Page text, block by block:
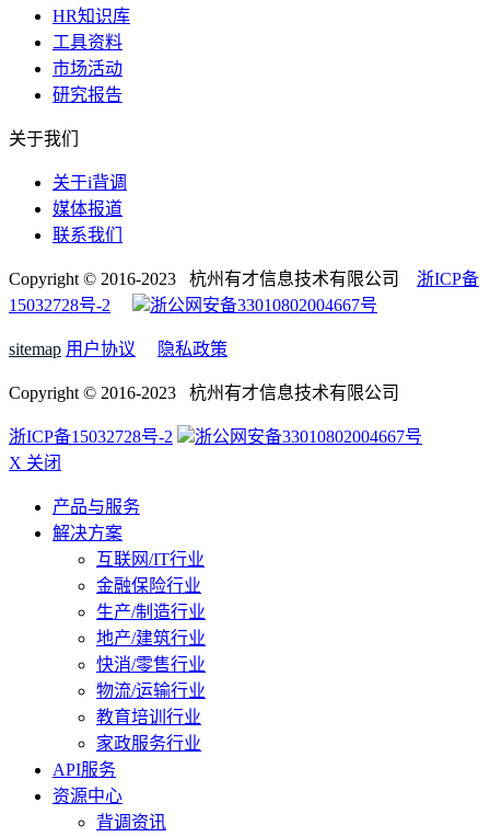
HR知识库
工具资料
市场活动
研究报告
关于我们
关于i背调
媒体报道
联系我们
Copyright © 2016-2023 杭州有才信息技术有限公司 浙ICP备
15032728号-2
浙公网安备33010802004667号
sitemap 用户协议 隐私政策
Copyright © 2016-2023 杭州有才信息技术有限公司
浙ICP备15032728号-2
浙公网安备33010802004667号
X 关闭
产品与服务
解决方案
互联网/IT行业
金融保险行业
生产/制造行业
地产/建筑行业
快消/零售行业
物流/运输行业
教育培训行业
家政服务行业
API服务
资源中心
背调资讯